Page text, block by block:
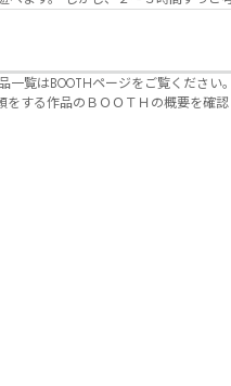
ミスをお届けしま
ページをご覧ください。 https://desuwa-